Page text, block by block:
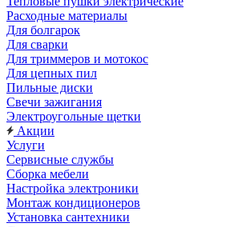
Расходные материалы
Для болгарок
Для сварки
Для триммеров и мотокос
Для цепных пил
Пильные диски
Свечи зажигания
Электроугольные щетки
Акции
Услуги
Сервисные службы
Сборка мебели
Настройка электроники
Монтаж кондиционеров
Установка сантехники